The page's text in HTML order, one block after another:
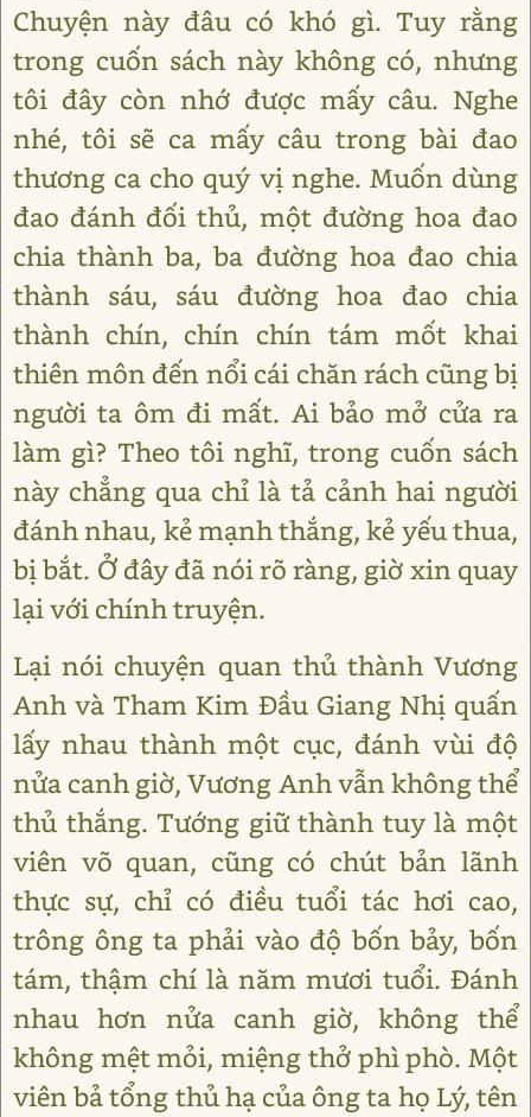
Chuyện này đâu có khó gì. Tuy rằng
trong cuốn sách này không có, nhưng
tôi đây còn nhớ được mấy câu. Nghe
nhé, tôi sẽ ca mấy câu trong bài đao
thương ca cho quý vị nghe. Muốn dùng
đao đánh đối thủ, một đường hoa đao
chia thành ba, ba đường hoa đao chia
thành sáu, sáu đường hoa đao chia
thành chín, chín chín tám mốt khai
thiên môn đến nổi cái chăn rách cũng bị
người ta ôm đi mất. Ai bảo mở cửa ra
làm gì? Theo tôi nghĩ, trong cuốn sách
này chẳng qua chỉ là tả cảnh hai người
đánh nhau, kẻ mạnh thắng, kẻ yếu thua,
bị bắt. Ở đây đã nói rõ ràng, giờ xin quay
lại với chính truyện.
Lại nói chuyện quan thủ thành Vương
Anh và Tham Kim Đầu Giang Nhị quấn
lấy nhau thành một cục, đánh vùi độ
nửa canh giờ, Vương Anh vẫn không thể
thủ thắng. Tướng giữ thành tuy là một
viên võ quan, cũng có chút bản lãnh
thực sự, chỉ có điều tuổi tác hơi cao,
trông ông ta phải vào độ bốn bảy, bốn
tám, thậm chí là năm mươi tuổi. Đánh
nhau hơn nửa canh giờ, không thể
không mệt mỏi, miệng thở phì phò. Một
viên bả tổng thủ hạ của ông ta họ Lý, tên